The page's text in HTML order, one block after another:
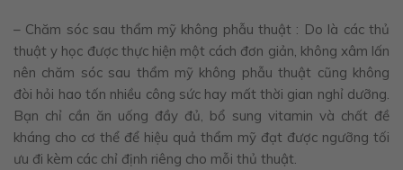
– Chăm sóc sau thẩm mỹ không phẫu thuật : Do là các thủ
thuật y học được thực hiện một cách đơn giản, không xâm lấn
nên chăm sóc sau thẩm mỹ không phẫu thuật cũng không
đòi hỏi hao tốn nhiều công sức hay mất thời gian nghỉ dưỡng.
Bạn chỉ cần ăn uống đầy đủ, bổ sung vitamin và chất đề
kháng cho cơ thể để hiệu quả thẩm mỹ đạt được ngưỡng tối
ưu đi kèm các chỉ định riêng cho mỗi thủ thuật.